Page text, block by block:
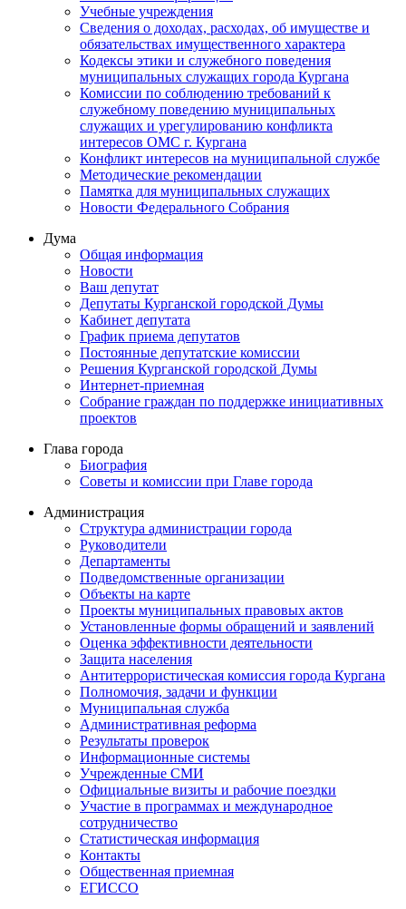
Учебные учреждения
Сведения о доходах, расходах, об имуществе и
обязательствах имущественного характера
Кодексы этики и служебного поведения
муниципальных служащих города Кургана
Комиссии по соблюдению требований к
служебному поведению муниципальных
служащих и урегулированию конфликта
интересов ОМС г. Кургана
Конфликт интересов на муниципальной службе
Методические рекомендации
Памятка для муниципальных служащих
Новости Федерального Cобрания
Дума
Общая информация
Новости
Ваш депутат
Депутаты Курганской городской Думы
Кабинет депутата
График приема депутатов
Постоянные депутатские комиссии
Решения Курганской городской Думы
Интернет-приемная
Собрание граждан по поддержке инициативных
проектов
Глава города
Биография
Советы и комиссии при Главе города
Администрация
Структура администрации города
Руководители
Департаменты
Подведомственные организации
Объекты на карте
Проекты муниципальных правовых актов
Установленные формы обращений и заявлений
Оценка эффективности деятельности
Защита населения
Антитеррористическая комиссия города Кургана
Полномочия, задачи и функции
Муниципальная служба
Административная реформа
Результаты проверок
Информационные системы
Учрежденные СМИ
Официальные визиты и рабочие поездки
Участие в программах и международное
сотрудничество
Статистическая информация
Контакты
Общественная приемная
ЕГИССО